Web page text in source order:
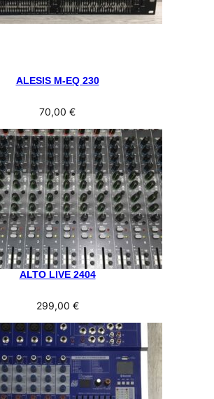
ALESIS M-EQ 230
70,00 €
ALTO LIVE 2404
299,00 €